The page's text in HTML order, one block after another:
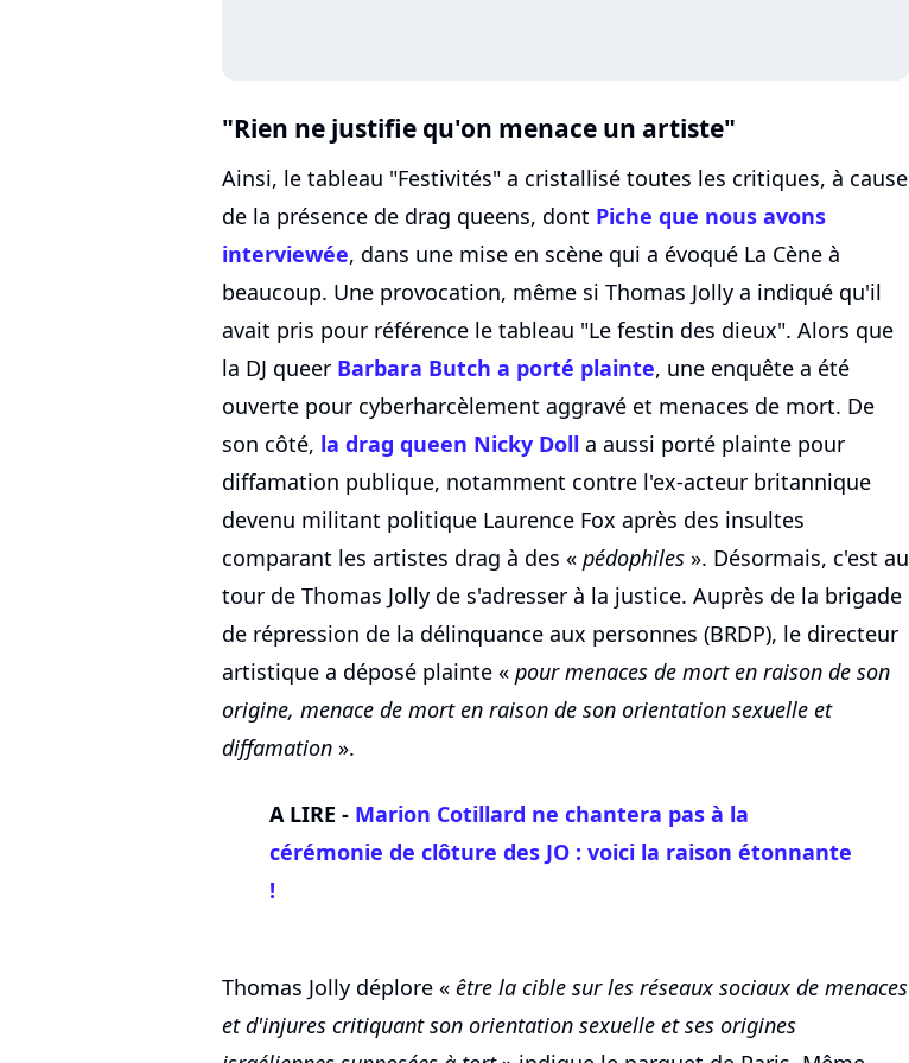
"Rien ne justifie qu'on menace un artiste"
Ainsi, le tableau "Festivités" a cristallisé toutes les critiques, à cause
de la présence de drag queens, dont Piche que nous avons
interviewée, dans une mise en scène qui a évoqué La Cène à
beaucoup. Une provocation, même si Thomas Jolly a indiqué qu'il
avait pris pour référence le tableau "Le festin des dieux". Alors que
la DJ queer Barbara Butch a porté plainte, une enquête a été
ouverte pour cyberharcèlement aggravé et menaces de mort. De
son côté, la drag queen Nicky Doll a aussi porté plainte pour
diffamation publique, notamment contre l'ex-acteur britannique
devenu militant politique Laurence Fox après des insultes
comparant les artistes drag à des « pédophiles ». Désormais, c'est au
tour de Thomas Jolly de s'adresser à la justice. Auprès de la brigade
de répression de la délinquance aux personnes (BRDP), le directeur
artistique a déposé plainte « pour menaces de mort en raison de son
origine, menace de mort en raison de son orientation sexuelle et
diffamation ».
A LIRE - Marion Cotillard ne chantera pas à la
cérémonie de clôture des JO : voici la raison étonnante
!
Thomas Jolly déplore « être la cible sur les réseaux sociaux de menaces
et d'injures critiquant son orientation sexuelle et ses origines